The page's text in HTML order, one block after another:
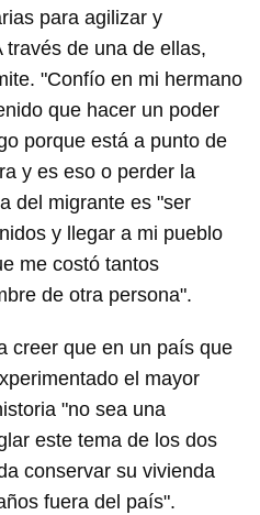
para agilizar y
de una de ellas,
"Confío en mi hermano
que hacer un poder
porque está a punto de
y es eso o perder la
del migrante es "ser
y llegar a mi pueblo
me costó tantos
de otra persona".
creer que en un país que
el mayor
"no sea una
este tema de los dos
conservar su vivienda
fuera del país".